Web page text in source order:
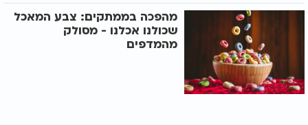
מהפכה בממתקים: צבע המאכל
שכולנו אכלנו - מסולק
מהמדפים